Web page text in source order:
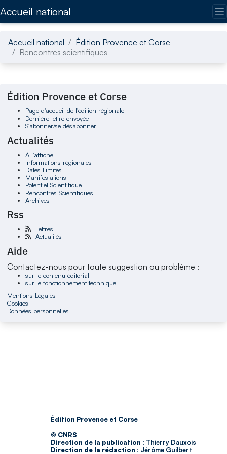
Accueil national
Accueil national
Édition Provence et Corse
Rencontres scientifiques
Édition Provence et Corse
Page d'accueil de l'édition régionale
Dernière lettre envoyée
S'abonner/se désabonner
Actualités
À l'affiche
Informations régionales
Dates Limites
Manifestations
Potentiel Scientifique
Rencontres Scientifiques
Archives
Rss
Lettres
Actualités
Aide
Contactez-nous pour toute suggestion ou problème :
sur le contenu éditorial
sur le fonctionnement technique
Mentions Légales
Cookies
Données personnelles
Édition Provence et Corse
© CNRS
Direction de la publication : Thierry Dauxois
Direction de la rédaction : Jérôme Guilbert